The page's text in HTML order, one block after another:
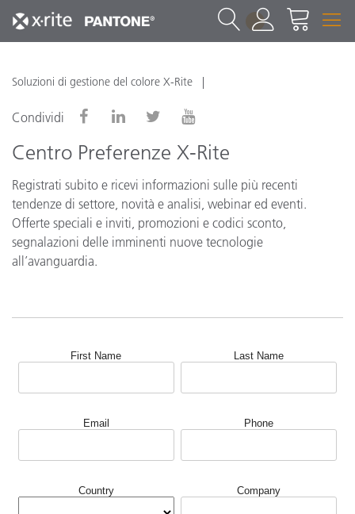
1
Soluzioni di gestione del colore X-Rite
Condividi
Centro Preferenze X-Rite
Registrati subito e ricevi informazioni sulle più recenti
tendenze di settore, novità e analisi, webinar ed eventi.
Offerte speciali e inviti, promozioni e codici sconto,
segnalazioni delle imminenti nuove tecnologie
all’avanguardia.